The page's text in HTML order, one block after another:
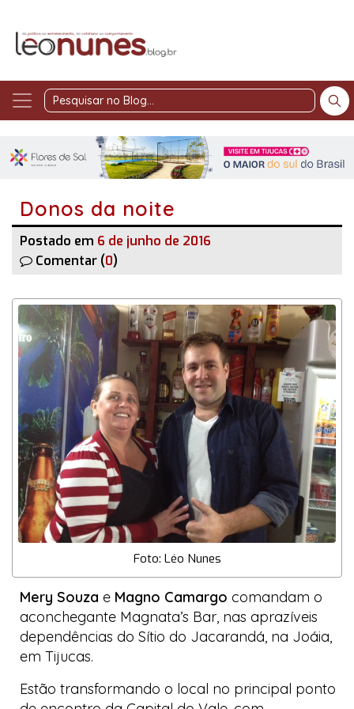
Pesquisar
Blog
Donos da noite
Postado em 6 de junho de 2016
Comentar (0)
Foto: Léo Nunes
Mery Souza e Magno Camargo comandam o
aconchegante Magnata’s Bar, nas aprazíveis
dependências do Sítio do Jacarandá, na Joáia,
em Tijucas.
Estão transformando o local no principal ponto